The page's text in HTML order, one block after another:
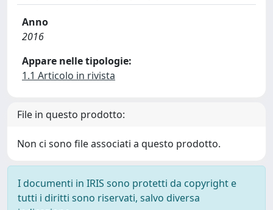
Anno
2016
Appare nelle tipologie:
1.1 Articolo in rivista
File in questo prodotto:
Non ci sono file associati a questo prodotto.
I documenti in IRIS sono protetti da copyright e
tutti i diritti sono riservati, salvo diversa